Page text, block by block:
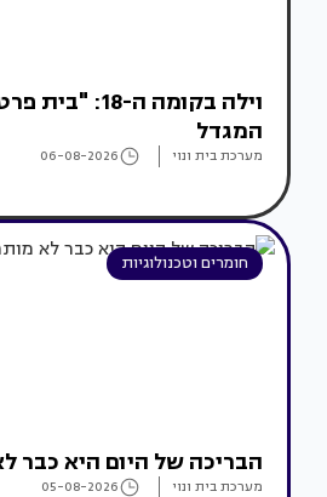
וילה בקומה ה-
המגדל
מערכת בית ונוי 06-08-2026
חומרים וטכנולוגיות
הבריכה של היום היא כבר
מערכת בית ונוי 05-08-2026